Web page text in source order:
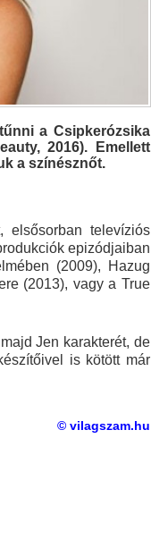
a Csipkerózsika
2016). Emellett
a színésznőt.
elsősorban televíziós
epizódjaiban
(2009), Hazug
(2013), vagy a True
Jen karakterét, de
is kötött már
© vilagszam.hu